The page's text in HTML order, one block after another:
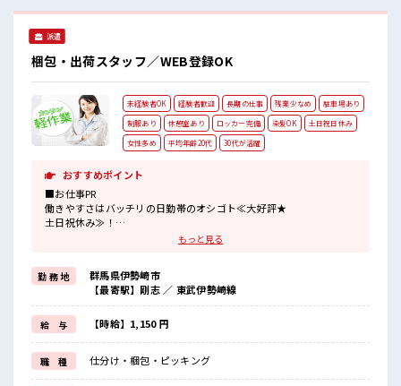
派遣
梱包・出荷スタッフ／WEB登録OK
未経験者OK 経験者歓迎 長期の仕事 残業少なめ
駐車場あり
制服あり
休憩室あり ロッカー完備 染髪OK
土日祝日休み
女性多め
平均年齢20代 30代が活躍
おすすめポイント
■お仕事PR
働きやすさはバッチリの日勤帯のオシゴト≪大好評★
土日祝休み≫！
しっかり休んでリフレッシュできちゃう！
主婦・主夫の方もカンゲイ！
≪ミドル世代もカツヤク中≫
今までもこれからももっと活躍したいアナタにオススメ☆
≪女性が多めの職場≫
休み時間には女子トークがあふれる明るい職場です！
もちろん男性の応募もお待ちしてます♪
駐車場有でマイカー通勤にも便利☆
当社スタッフさんも多数活躍中！
もっと見る
勤 務 地
群馬県伊勢崎市
【最寄駅】剛志 ／ 東武伊勢崎線
給 与 【時給】1,150 円
職 種 仕分け・梱包・ピッキング